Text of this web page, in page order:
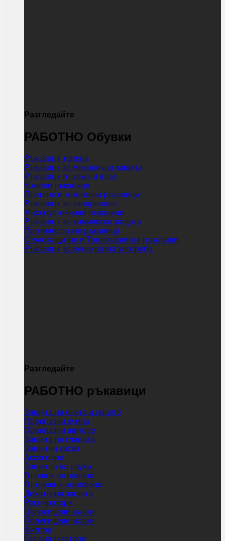
Разгледайте
РАБОТНО Обувки
Ръкавици топени
Ръкавици за механична защита
Ръкавици от кожа и плат
Кожени ръкавици
Плетени и текстилни ръкавици
Ръкавици за заваряване
Маслоустойчиви ръкавици
Ръкавици за химическа защита
Противосрезни ръкавици
Студозащитни и Топлозащитни ръкавици
Ръкавици за еднократна употреба
Разгледайте
РАБОТНО ръкавици
Защита на очите и лицето
Предпазни очила
Предпазни щитове
Защита на главата
Защитни каски
Аксесоари
Защитна на слуха
Външни антифони
Вътрешни антифони
Дихателна защита
Респиратори
Целолицеви маски
Полулицеви маски
Филтри
Газ анализатори